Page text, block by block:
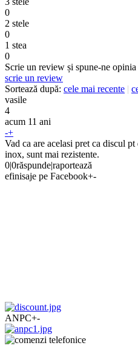
0
2 stele
0
1 stea
0
Scrie un review și spune-ne opinia
scrie un review
Sortează după: cele mai recente |
vasile
4
acum 11 ani
-+
Vad ca are acelasi pret ca discul
inox, sunt mai rezistente.
0|0răspunde|raportează
efinisaje pe Facebook+-
ANPC+-